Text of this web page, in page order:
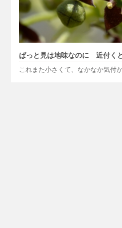
ぱっと見は地味なのに 近付く
これまた小さくて、なかなか気付